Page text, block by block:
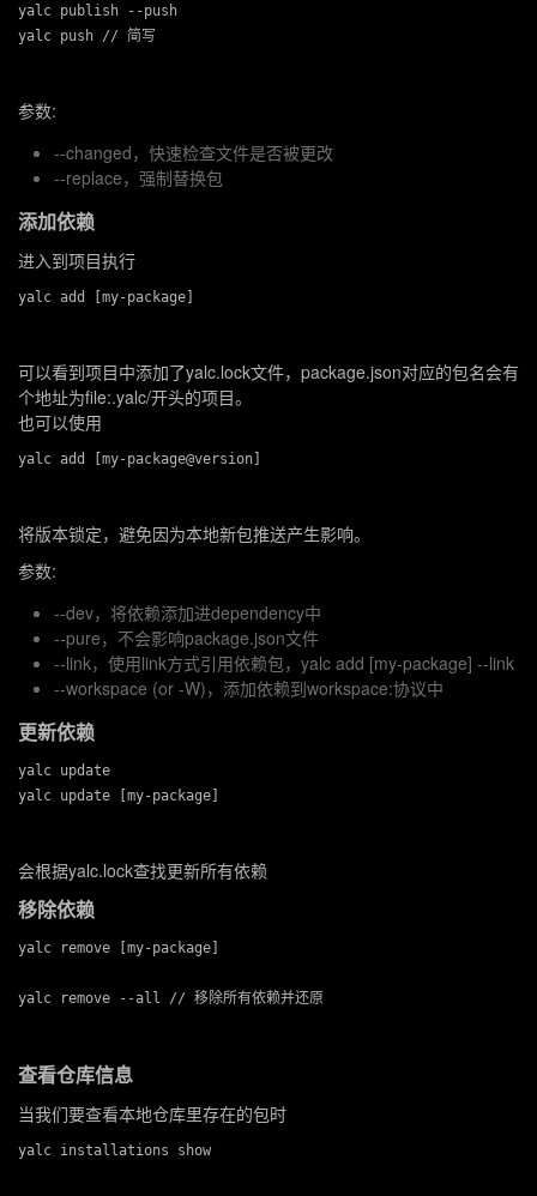
yalc publish --push
参数:
--changed，快速检查文件是否被更改
--replace，强制替换包
添加依赖
进入到项目执行
可以看到项目中添加了yalc.lock文件， package.json对应的包名会有
个地址为file:.yalc/开头的项目。
也可以使用
将版本锁定，避免因为本地新包推送产生影响。
参数:
--dev，将依赖添加进dependency中
--pure，不会影响package.json文件
--link，使用link方式引用依赖包， yalc add [my-package] --link
--workspace (or -W)，添加依赖到workspace:协议中
更新依赖
yalc update
会根据yalc.lock查找更新所有依赖
移除依赖
yalc remove [my-package]
查看仓库信息
当我们要查看本地仓库里存在的包时